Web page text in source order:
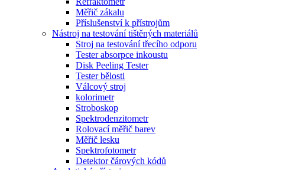
Měřič zákalu
Příslušenství k přístrojům
Nástroj na testování tištěných materiálů
Stroj na testování třecího odporu
Tester absorpce inkoustu
Disk Peeling Tester
Tester bělosti
Válcový stroj
kolorimetr
Stroboskop
Spektrodenzitometr
Rolovací měřič barev
Měřič lesku
Spektrofotometr
Detektor čárových kódů